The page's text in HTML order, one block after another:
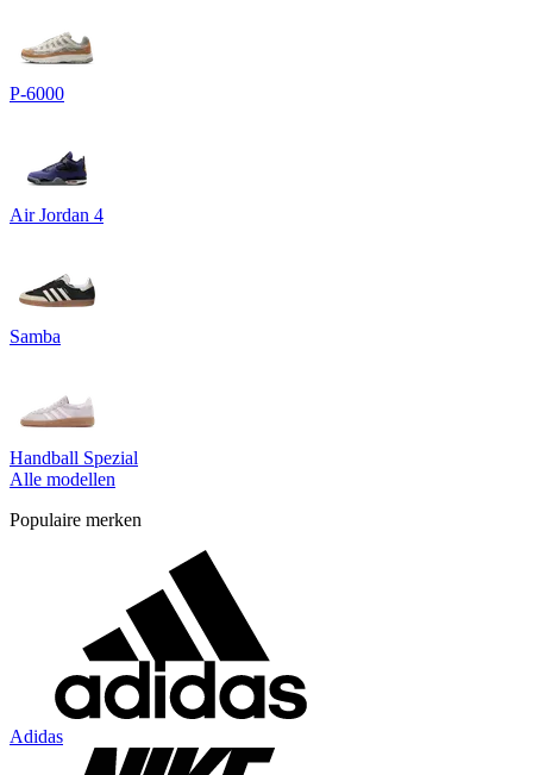
P-6000
Air Jordan 4
Samba
Handball Spezial
Alle modellen
Populaire merken
Adidas